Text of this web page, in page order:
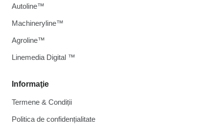
Informaţie
Termene & Condiții
Politica de confidențialitate
Autoline™
Machineryline™
Agroline™
Linemedia Digital ™